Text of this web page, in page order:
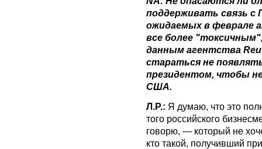
поддерживать связь
ожидаемых в феврале
все более
данным агентства
стараться не
президентом, чтобы
США.
Л.Р.: Я думаю, что это
того российского
говорю, — который не
кто такой, получивший